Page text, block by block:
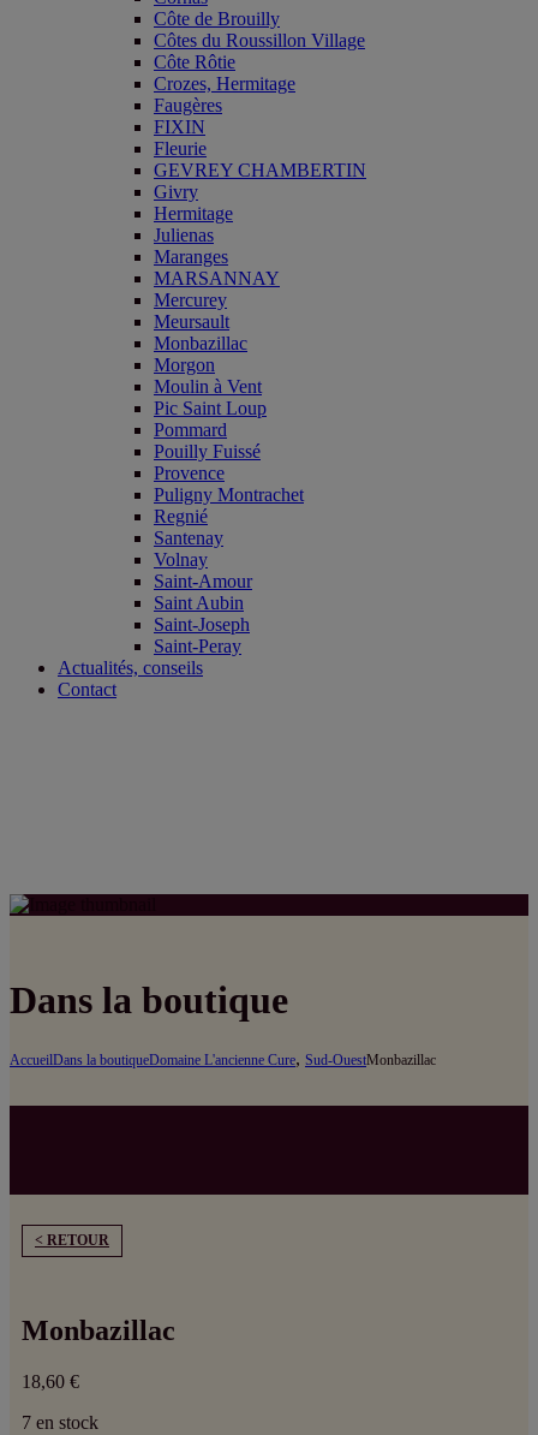
Côte de Brouilly
Côtes du Roussillon Village
Côte Rôtie
Crozes, Hermitage
Faugères
FIXIN
Fleurie
GEVREY CHAMBERTIN
Givry
Hermitage
Julienas
Maranges
MARSANNAY
Mercurey
Meursault
Monbazillac
Morgon
Moulin à Vent
Pic Saint Loup
Pommard
Pouilly Fuissé
Provence
Puligny Montrachet
Regnié
Santenay
Volnay
Saint-Amour
Saint Aubin
Saint-Joseph
Saint-Peray
Actualités, conseils
Contact
Dans la boutique
AccueilDans la boutiqueDomaine L'ancienne Cure, Sud-OuestMonbazillac
< RETOUR
Monbazillac
18,60 €
7 en stock